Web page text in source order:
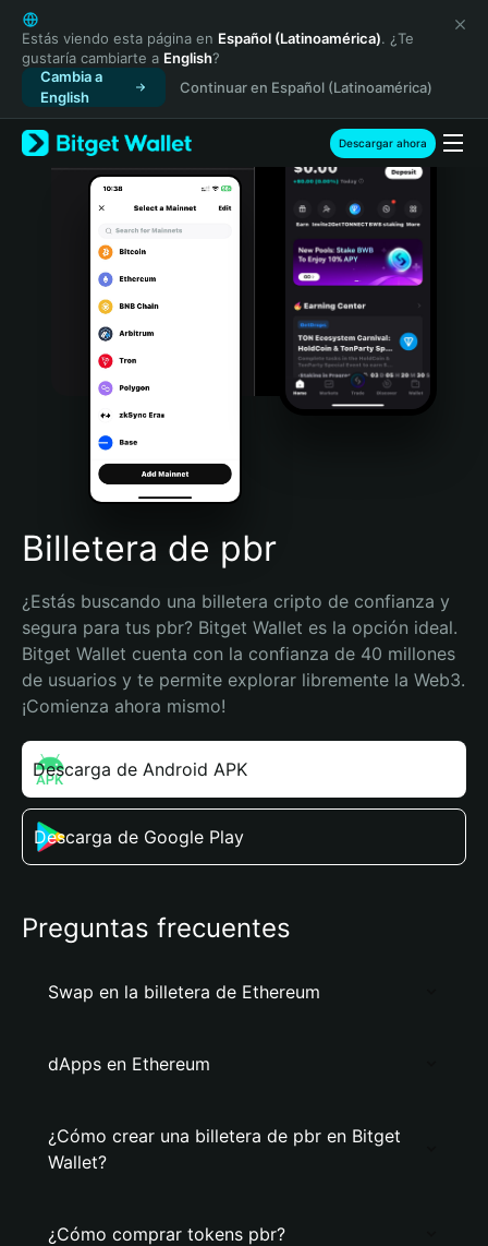
English
日本語
Tiếng Việt
Русский
Español (Latinoamérica)
Türkçe
Italiano
Português (Portugal)
Bahasa Indonesia
Português (Brasil)
Español (Argentina)
Estás viendo esta página en Español (Latinoamérica). ¿Te
gustaría cambiarte a English?
Cambia a
English
Continuar en Español (Latinoamérica)
Descargar ahora
Billetera de pbr
¿Estás buscando una billetera cripto de confianza y
segura para tus pbr? Bitget Wallet es la opción ideal.
Bitget Wallet cuenta con la confianza de 40 millones
de usuarios y te permite explorar libremente la Web3.
¡Comienza ahora mismo!
Descarga de Android APK
Descarga de Google Play
Preguntas frecuentes
Swap en la billetera de Ethereum
dApps en Ethereum
¿Cómo crear una billetera de pbr en Bitget
Wallet?
¿Cómo comprar tokens pbr?